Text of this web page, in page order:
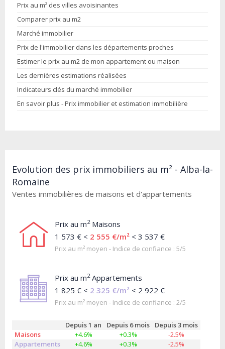
Prix au m² des villes avoisinantes
Comparer prix au m2
Marché immobilier
Prix de l'immobilier dans les départements proches
Estimer le prix au m2 de mon appartement ou maison
Les dernières estimations réalisées
Indicateurs clés du marché immobilier
En savoir plus - Prix immobilier et estimation immobilière
Evolution des prix immobiliers au m² - Alba-la-
Romaine
Ventes immobilières de maisons et d'appartements
Prix au m2Maisons
1 573 € < 2 555 €/m² < 3 537 €
Prix au m² moyen - Indice de confiance : 5/5
Prix au m2Appartements
1 825 € < 2 325 €/m² < 2 922 €
Prix au m² moyen - Indice de confiance : 2/5
Depuis 1 an Depuis 6 mois
Depuis 3 mois
Maisons
+4.6% +0.3%
-2.5%
Appartements
+4.6% +0.3% -2.5%